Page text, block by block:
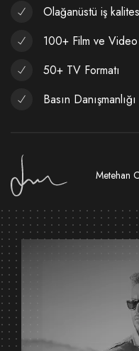
Olağanüstü iş
100+ Film ve
50+ TV Formatı
Basın Danışmanlığı
Metehan